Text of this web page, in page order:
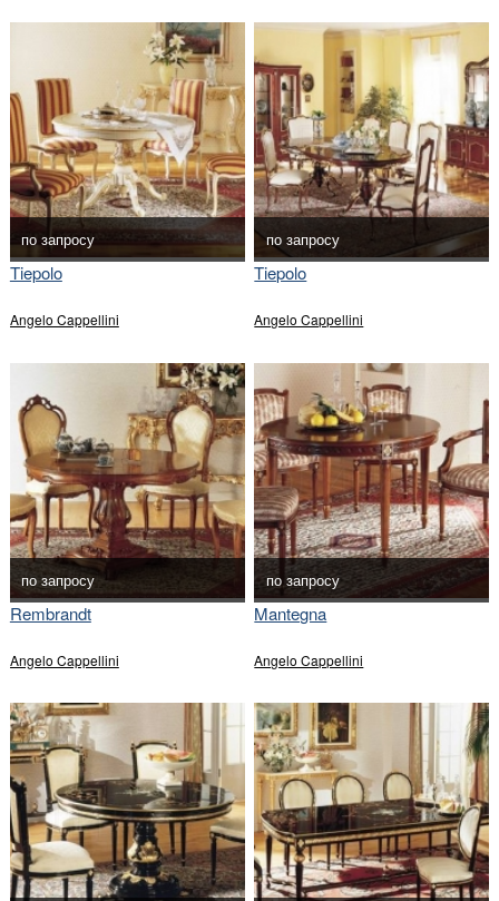
по запросу
Tiepolo
Angelo Cappellini
по запросу
Tiepolo
Angelo Cappellini
по запросу
Rembrandt
Angelo Cappellini
по запросу
Mantegna
Angelo Cappellini